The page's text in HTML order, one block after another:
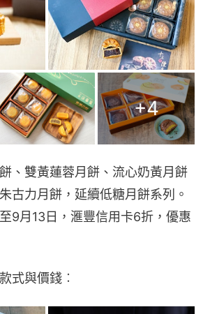
+4
、雙黃蓮蓉月餅、流心奶黃月餅
古力月餅，延續低糖月餅系列。
9月13日，滙豐信用卡6折，優惠
式與價錢︰